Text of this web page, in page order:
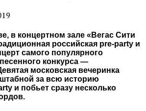
в концертном зале «Вегас Сити
российская pre-party и
самого популярного
конкурса —
московская вечеринка
за всю историю
и побьет сразу несколько